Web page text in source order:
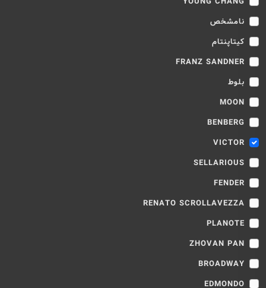
نامشخص
کیتاپنتام
FRANZ SANDNER
بلوط
MOON
BENBERG
VICTOR
SELLARIOUS
FENDER
RENATO SCROLLAVEZZA
PLANOTE
ZHOVAN PAN
BROADWAY
EDMONDO